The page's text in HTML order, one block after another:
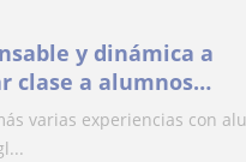
y dinámica a
clase a alumnos
varias experiencias con